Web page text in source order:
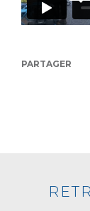
PARTAGER